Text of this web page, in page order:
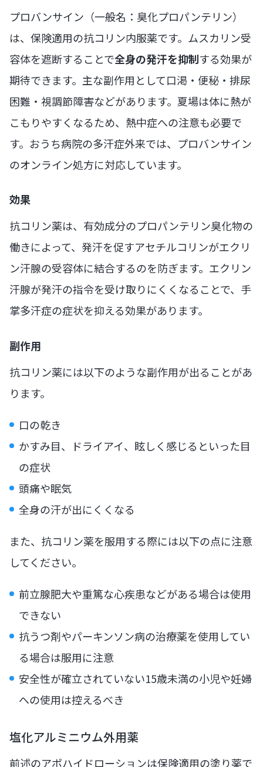
プロバンサイン（一般名：臭化プロパンテリン）
は、保険適用の抗コリン内服薬です。ムスカリン受
容体を遮断することで全身の発汗を抑制する効果が
期待できます。主な副作用として口渇・便秘・排尿
困難・視調節障害などがあります。夏場は体に熱が
こもりやすくなるため、熱中症への注意も必要で
す。おうち病院の多汗症外来では、プロバンサイン
のオンライン処方に対応しています。
効果
抗コリン薬は、有効成分のプロパンテリン臭化物の
働きによって、発汗を促すアセチルコリンがエクリ
ン汗腺の受容体に結合するのを防ぎます。エクリン
汗腺が発汗の指令を受け取りにくくなることで、手
掌多汗症の症状を抑える効果があります。
副作用
抗コリン薬には以下のような副作用が出ることがあ
ります。
口の乾き
かすみ目、ドライアイ、眩しく感じるといった目
の症状
頭痛や眠気
全身の汗が出にくくなる
また、抗コリン薬を服用する際には以下の点に注意
してください。
前立腺肥大や重篤な心疾患などがある場合は使用
できない
抗うつ剤やパーキンソン病の治療薬を使用してい
る場合は服用に注意
安全性が確立されていない15歳未満の小児や妊婦
への使用は控えるべき
塩化アルミニウム外用薬
前述のアポハイドローションは保険適用の塗り薬で